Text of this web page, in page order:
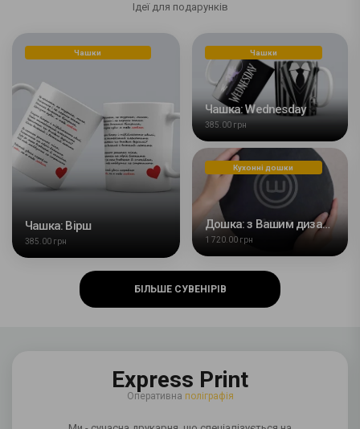
Ідеї для подарунків
Чашки
Чашка: Вірш
385.00 грн
Чашки
Чашка: Wednesday
385.00 грн
Кухонні дошки
Дошка: з Вашим дизайном діаметр 24 см з сланцю
1 720.00 грн
БІЛЬШЕ СУВЕНІРІВ
Express Print
Оперативна поліграфія